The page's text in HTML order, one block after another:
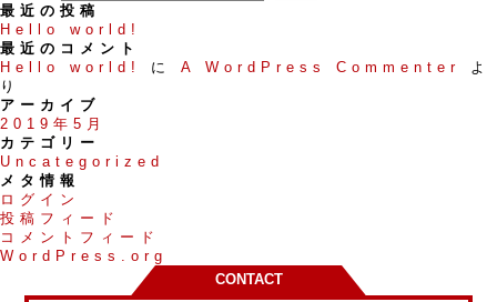
最近の投稿
Hello world!
最近のコメント
Hello world!
に A WordPress Commenter
よ
り
アーカイブ
2019年5月
カテゴリー
Uncategorized
メタ情報
ログイン
投稿フィード
コメントフィード
WordPress.org
CONTACT